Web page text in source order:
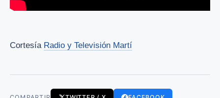
Cortesía Radio y Televisión Martí